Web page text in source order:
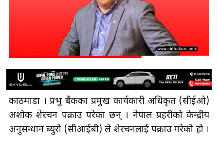
काठमाडौँ । प्रभु बैंकका प्रमुख कार्यकारी अधिकृत (सीईओ)
अशोक शेरचन पक्राउ परेका छन् । नेपाल प्रहरीको केन्द्रीय
अनुसन्धान ब्युरो (सीआईबी) ले शेरचनलाई पक्राउ गरेको हो ।